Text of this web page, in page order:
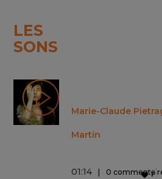
LES
SONS
Marie-Claude
Martin
01:14 0 1